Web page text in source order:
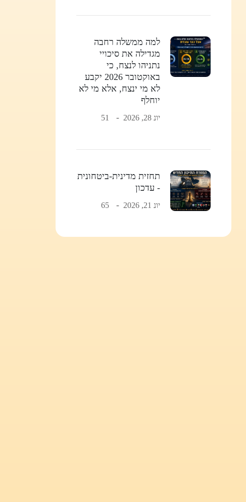
למה ממשלה רחבה
מגדילה את סיכויי
נתניהו לנצח, כי
באוקטובר 2026 יקבע
לא מי ינצח, אלא מי לא
יוחלף
יונ 28, 2026 51
תחזית מדינית-ביטחונית
- עדכון
יונ 21, 2026 65